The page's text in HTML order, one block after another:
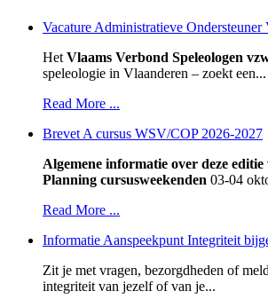
Vacature Administratieve Ondersteuner
Het Vlaams Verbond Speleologen
speleologie in Vlaanderen – zoekt een...
Read More ...
Brevet A cursus WSV/COP 2026-2027
Algemene informatie over deze editie
Planning cursusweekenden 03-04
Read More ...
Informatie Aanspeekpunt Integriteit
Zit je met vragen, bezorgdheden of
integriteit van jezelf of van je...